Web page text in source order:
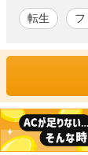
われた財産を
アリアは――
一般・女性向
最近の趣味は
猫野美羽/原作
香川県出身。
奔する』が
転生